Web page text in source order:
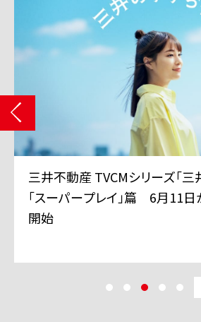
三井不動産 TVCMシリーズ「三
「スーパープレイ」篇 6月11
開始